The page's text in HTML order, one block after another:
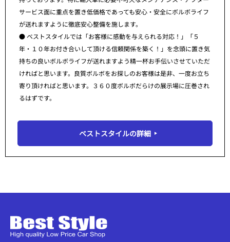
サービス面に重点を置き低価格であっても安心・安全にボルボライフ
が送れますように徹底安心整備を施します。
● ベストスタイルでは「お客様に感動を与えられる対応！」「５
年・１０年お付き合いして頂ける信頼関係を築く！」を念頭に置き気
持ちの良いボルボライフが送れますよう精一杯お手伝いさせていただ
ければと思います。良質ボルボをお探しのお客様は是非、一度お立ち
寄り頂ければと思います。３６０度ボルボだらけの展示場に圧巻され
るはずです。
ベストスタイルの詳細